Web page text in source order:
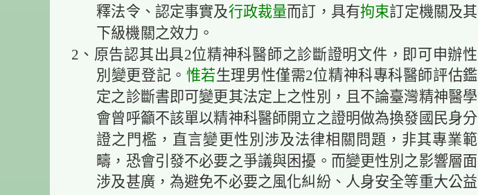
釋法令、認定事實及行政裁量而訂，具有拘束訂定機關及其
下級機關之效力。
2、原告認其出具2位精神科醫師之診斷證明文件，即可申辦性
別變更登記。 惟若生理男性僅需2位精神科專科醫師評估鑑
定之診斷書即可變更其法定上之性別，且不論臺灣精神醫學
會曾呼籲不該單以精神科醫師開立之證明做為換發國民身分
證之門檻，直言變更性別涉及法律相關問題，非其專業範
疇，恐會引發不必要之爭議與困擾。而變更性別之影響層面
涉及甚廣，為避免不必要之風化糾紛、人身安全等重大公益